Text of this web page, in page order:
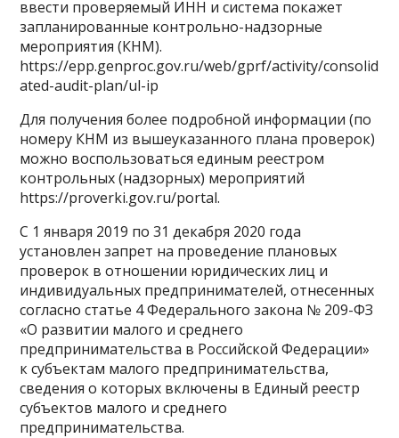
ввести проверяемый ИНН и система покажет
запланированные контрольно-надзорные
мероприятия (КНМ).
https://epp.genproc.gov.ru/web/gprf/activity/consolid
ated-audit-plan/ul-ip
Для получения более подробной информации (по
номеру КНМ из вышеуказанного плана проверок)
можно воспользоваться единым реестром
контрольных (надзорных) мероприятий
https://proverki.gov.ru/portal.
С 1 января 2019 по 31 декабря 2020 года
установлен запрет на проведение плановых
проверок в отношении юридических лиц и
индивидуальных предпринимателей, отнесенных
согласно статье 4 Федерального закона № 209-ФЗ
«О развитии малого и среднего
предпринимательства в Российской Федерации»
к субъектам малого предпринимательства,
сведения о которых включены в Единый реестр
субъектов малого и среднего
предпринимательства.